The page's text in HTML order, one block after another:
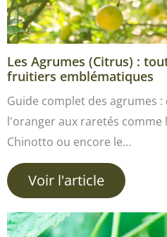
Les Agrumes (Citrus) :
fruitiers emblématiques
Guide complet des agrumes :
l'oranger aux raretés comme
Chinotto ou encore le…
Voir l'article